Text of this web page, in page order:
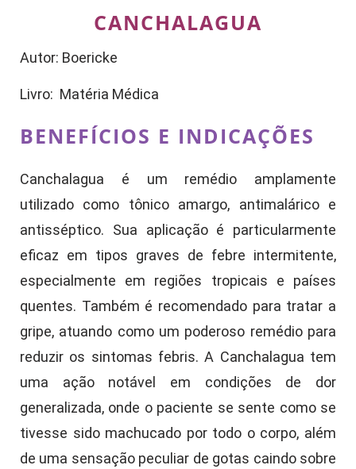
CANCHALAGUA
Autor: Boericke
Livro: Matéria Médica
BENEFÍCIOS E INDICAÇÕES
Canchalagua é um remédio amplamente
utilizado como tônico amargo, antimalárico e
antisséptico. Sua aplicação é particularmente
eficaz em tipos graves de febre intermitente,
especialmente em regiões tropicais e países
quentes. Também é recomendado para tratar a
gripe, atuando como um poderoso remédio para
reduzir os sintomas febris. A Canchalagua tem
uma ação notável em condições de dor
generalizada, onde o paciente se sente como se
tivesse sido machucado por todo o corpo, além
de uma sensação peculiar de gotas caindo sobre